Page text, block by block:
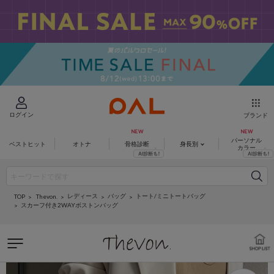
ログイン ブランド
ベストヒット オトナ 骨格診断 身長別
パーソナル
カラー
TOP Thevon. レディース バッグ
トート/ミニトートバッグ
スカーフ付き2WAYボストンバッグ